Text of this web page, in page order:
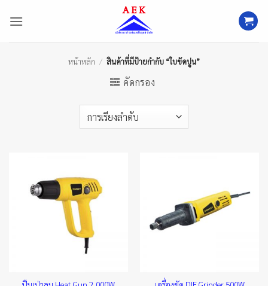
หน้าหลัก / สินค้าที่มีป้ายกำกับ “ใบขัดปูน”
คัดกรอง